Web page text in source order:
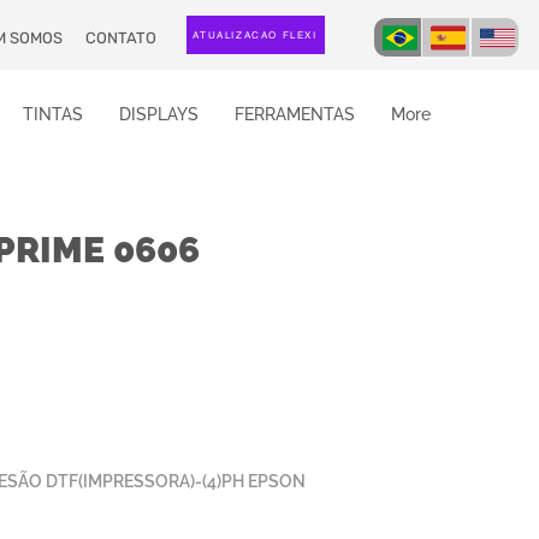
SOMOS CONTATO ATUALIZAÇÃO FLEXI
TINTAS DISPLAYS FERRAMENTAS More
0606
DTF(IMPRESSORA)-(4)PH EPSON